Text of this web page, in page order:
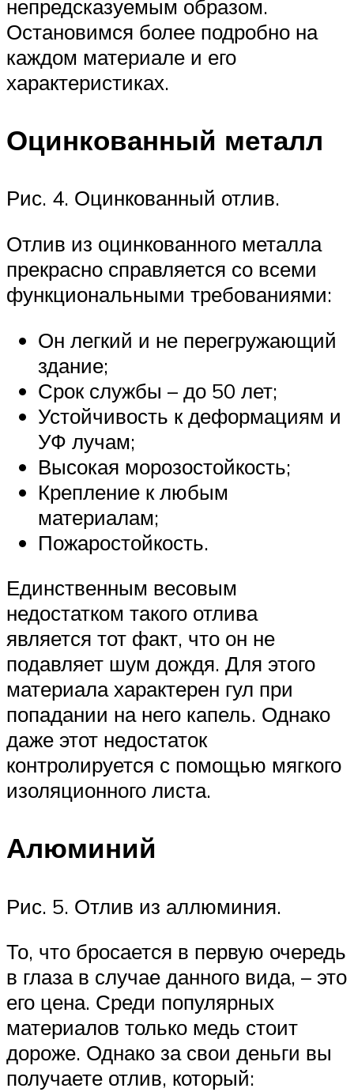
непредсказуемым образом.
Остановимся более подробно на
каждом материале и его
характеристиках.
Оцинкованный металл
Рис. 4. Оцинкованный отлив.
Отлив из оцинкованного металла
прекрасно справляется со всеми
функциональными требованиями:
Он легкий и не перегружающий
здание;
Срок службы – до 50 лет;
Устойчивость к деформациям и
УФ лучам;
Высокая морозостойкость;
Крепление к любым
материалам;
Пожаростойкость.
Единственным весовым
недостатком такого отлива
является тот факт, что он не
подавляет шум дождя. Для этого
материала характерен гул при
попадании на него капель. Однако
даже этот недостаток
контролируется с помощью мягкого
изоляционного листа.
Алюминий
Рис. 5. Отлив из аллюминия.
То, что бросается в первую очередь
в глаза в случае данного вида, – это
его цена. Среди популярных
материалов только медь стоит
дороже. Однако за свои деньги вы
получаете отлив, который: